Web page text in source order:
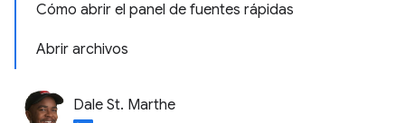
Cómo abrir el panel de fuentes rápidas
Abrir archivos
Dale St. Marthe